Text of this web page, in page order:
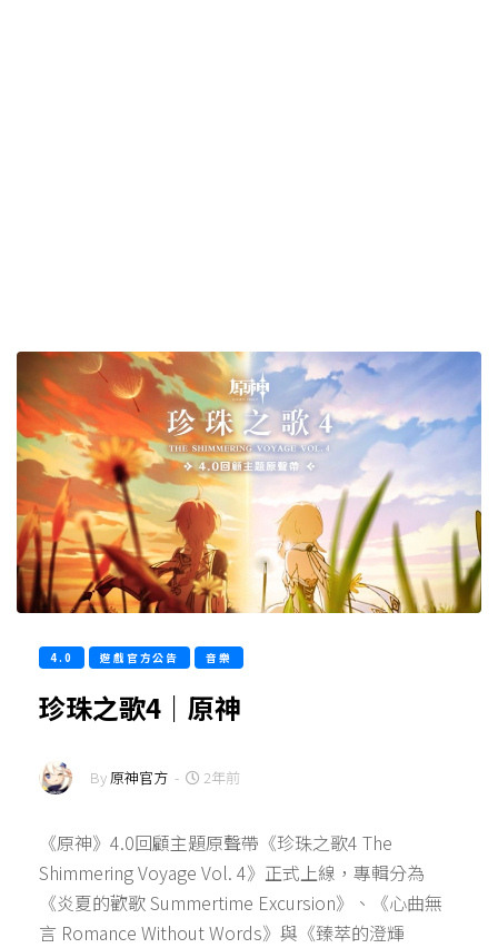
4.0 遊戲官方公告 音樂
珍珠之歌4｜原神
By原神官方 - 2年前
《原神》4.0回顧主題原聲帶《珍珠之歌4 The
Shimmering Voyage Vol. 4》正式上線，專輯分為
《炎夏的歡歌 Summertime Excursion》、《心曲無
言 Romance Without Words》與《臻萃的澄輝